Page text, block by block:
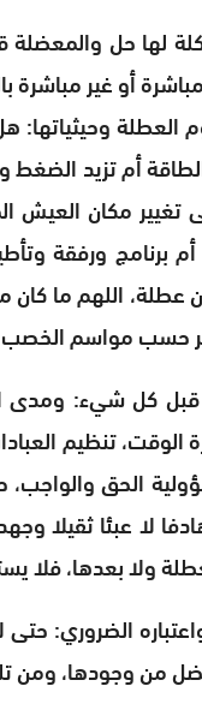
حل والمعضلة
أو غير مباشرة
العطلة
أم تزيد الضغط
مكان العيش
برنامج ورفقة
اللهم ما كان
مواسم الخصب
قبل كل شيء: ومدى
الوقت، تنظيم
الحق
لا عبئا ثقيلا
ولا بعدها،
الضروري:
من وجودها، ومن تلك